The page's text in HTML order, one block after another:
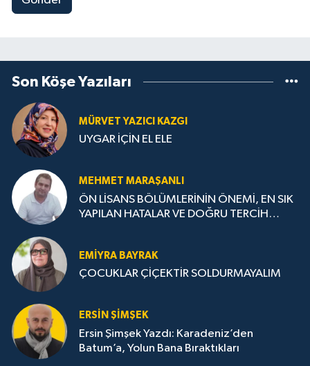
Son Köşe Yazıları
MÜRVET YAZICI KAZGI
UYGAR İÇİN EL ELE
MEHMET MARAŞANLI
ÖN LİSANS BÖLÜMLERİNİN ÖNEMİ, EN SIK
YAPILAN HATALAR VE DOĞRU TERCİH
EMIYRA BAYRAK
ÇOCUKLAR ÇİÇEKTİR SOLDURMAYALIM
ERSIN ŞIMŞEK
Ersin Şimşek Yazdı: Karadeniz’den
Batum’a, Yolun Bana Bıraktıkları